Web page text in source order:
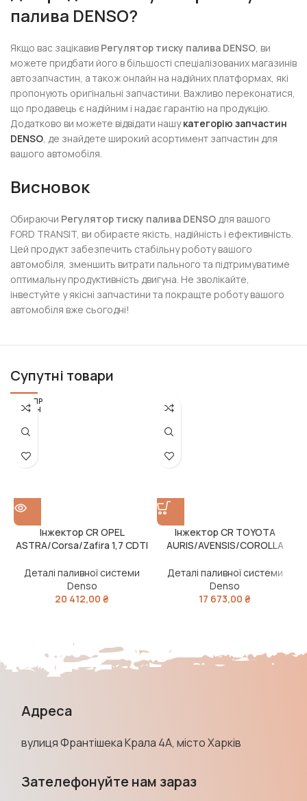
палива DENSO?
Якщо вас зацікавив Регулятор тиску палива DENSO, ви
можете придбати його в більшості спеціалізованих магазинів
автозапчастин, а також онлайн на надійних платформах, які
пропонують оригінальні запчастини. Важливо переконатися,
що продавець є надійним і надає гарантію на продукцію.
Додатково ви можете відвідати нашукатегорію запчастин
DENSO, де знайдете широкий асортимент запчастин для
вашого автомобіля.
Висновок
Обираючи Регулятор тиску палива DENSO для вашого
FORD TRANSIT, ви обираєте якість, надійність і ефективність.
Цей продукт забезпечить стабільну роботу вашого
автомобіля, зменшить витрати пального та підтримуватиме
оптимальну продуктивність двигуна. Не зволікайте,
інвестуйте у якісні запчастини та покращте роботу вашого
автомобіля вже сьогодні!
Супутні товари
РОЗПР
ОДАН
Інжектор CR OPEL
ASTRA/Corsa/Zafira 1,7 CDTI
DENSO)
Деталі паливної системи
Denso
20 412,00 ₴
Інжектор CR TOYOTA
AURIS/AVENSIS/COROLLA
DENSO)
Деталі паливної системи
Denso
17 673,00₴
Адреса
вулиця Франтішека Крала 4А, місто Харків
Зателефонуйте нам зараз